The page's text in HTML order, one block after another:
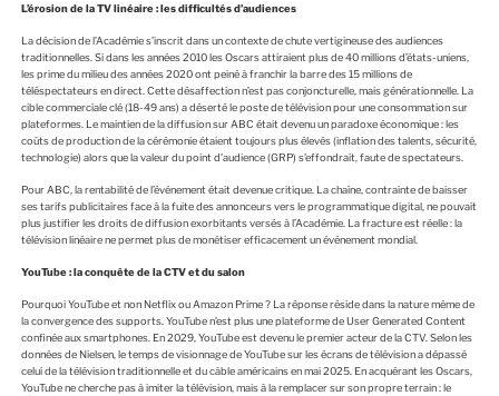
L’érosion de la TV linéaire : les difficultés d’audiences
La décision de l’Académie s’inscrit dans un contexte de chute vertigineuse des audiences
traditionnelles. Si dans les années 2010 les Oscars attiraient plus de 40 millions d’états-uniens,
les prime du milieu des années 2020 ont peiné à franchir la barre des 15 millions de
téléspectateurs en direct. Cette désaffection n’est pas conjoncturelle, mais générationnelle. La
cible commerciale clé (18-49 ans) a déserté le poste de télévision pour une consommation sur
plateformes. Le maintien de la diffusion sur ABC était devenu un paradoxe économique : les
coûts de production de la cérémonie étaient toujours plus élevés (inflation des talents, sécurité,
technologie) alors que la valeur du point d’audience (GRP) s’effondrait, faute de spectateurs.
Pour ABC, la rentabilité de l’événement était devenue critique. La chaîne, contrainte de baisser
ses tarifs publicitaires face à la fuite des annonceurs vers le programmatique digital, ne pouvait
plus justifier les droits de diffusion exorbitants versés à l’Académie. La fracture est réelle : la
télévision linéaire ne permet plus de monétiser efficacement un événement mondial.
YouTube : la conquête de la CTV et du salon
Pourquoi YouTube et non Netflix ou Amazon Prime ? La réponse réside dans la nature même de
la convergence des supports. YouTube n’est plus une plateforme de User Generated Content
confinée aux smartphones. En 2029, YouTube est devenu le premier acteur de la CTV. Selon les
données de Nielsen, le temps de visionnage de YouTube sur les écrans de télévision a dépassé
celui de la télévision traditionnelle et du câble américains en mai 2025. En acquérant les Oscars,
YouTube ne cherche pas à imiter la télévision, mais à la remplacer sur son propre terrain : le